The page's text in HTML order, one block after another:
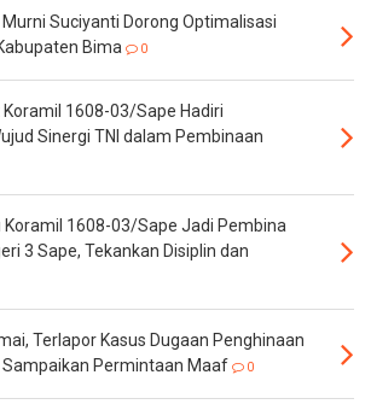
Murni Suciyanti Dorong Optimalisasi
Bima
0
1608-03/Sape Hadiri
Sinergi TNI dalam Pembinaan
Koramil 1608-03/Sape Jadi Pembina
3 Sape, Tekankan Disiplin dan
Terlapor Kasus Dugaan Penghinaan
Sampaikan Permintaan Maaf
0